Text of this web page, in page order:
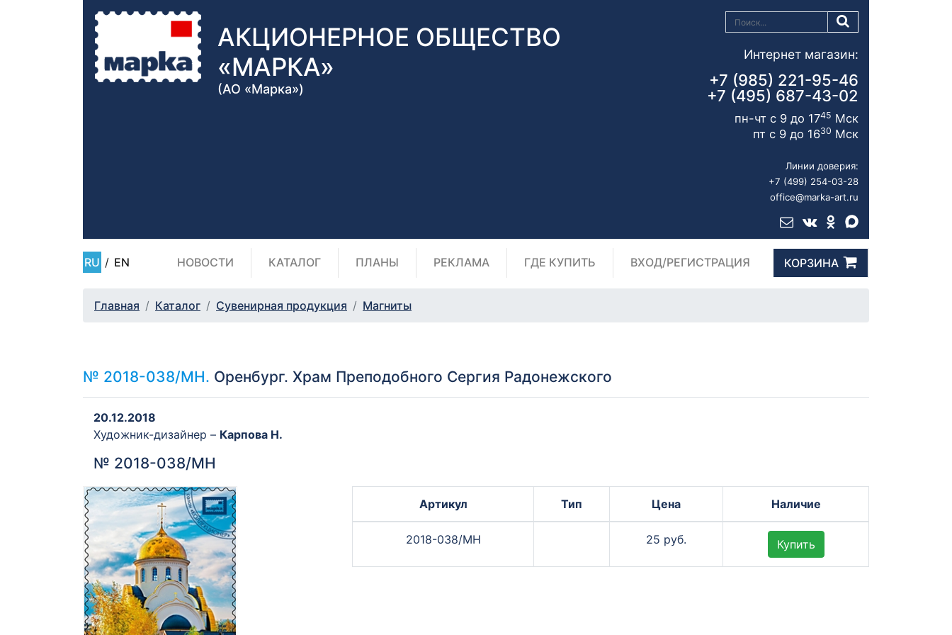
АКЦИОНЕРНОЕ ОБЩЕСТВО
«МАРКА»
(АО «Марка»)
Интернет магазин:
+7 (985) 221-95-46
+7 (495) 687-43-02
пн-чт с 9 до 1745 Мск
пт с 9 до 1630 Мск
Линии доверия:
+7 (499) 254-03-28
office@marka-art.ru
RU / EN НОВОСТИ КАТАЛОГ ПЛАНЫ РЕКЛАМА ГДЕ КУПИТЬ ВХОД/РЕГИСТРАЦИЯ КОРЗИНА
Главная Каталог Сувенирная продукция Магниты
№ 2018-038/МН. Оренбург. Храм Преподобного Сергия Радонежского
20.12.2018
Художник-дизайнер – Карпова Н.
№ 2018-038/МН
Артикул Тип Цена Наличие
2018-038/МН 25 руб. Купить